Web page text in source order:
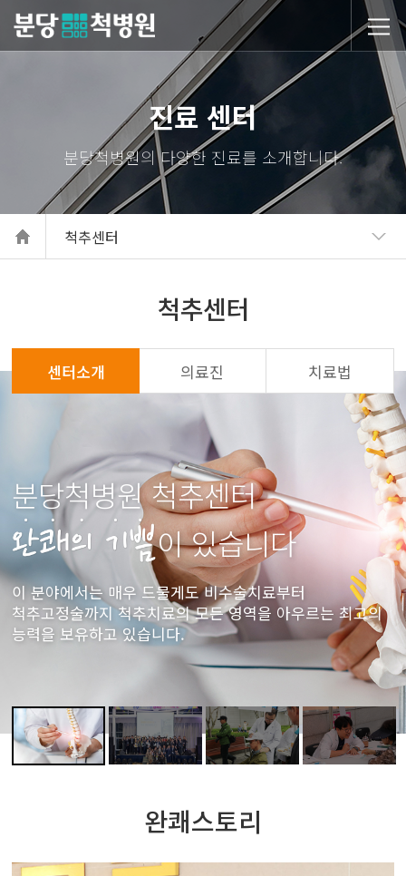
당척병원
진료 센터
척추센터
척추센터
센터소개 의료진 치료법
분당척병원 척추센터
이 있습니다
이 분야에서는 매우 드물게도 비수술치료부터
척추고정술까지척추치료의 모든 영역을 아우르는 최고의
능력을 보유하고 있습니다.
완쾌스토리